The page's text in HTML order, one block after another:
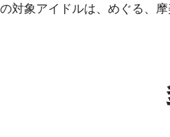
対象アイドルは、めぐる、